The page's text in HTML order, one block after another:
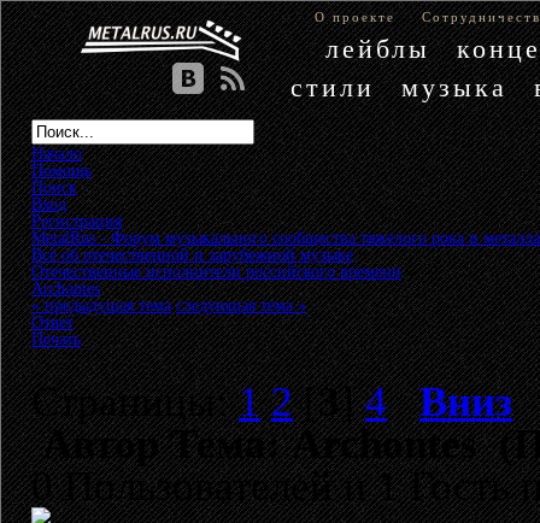
О проекте
лейблы
стили
музыка
Начало
Помощь
Поиск
Вход
Регистрация
MetalRus - Форум музыкального сообщества тяжелого рока и металла
Всё об отечественной и зарубежной музыке»
Отечественные исполнители российского времени»
Archontes
« предыдущая тема следующая тема »
Ответ
Печать
Страницы:1 2[3]4
Вниз
АвторТема: Archontes
0 Пользователей и 1 Гость